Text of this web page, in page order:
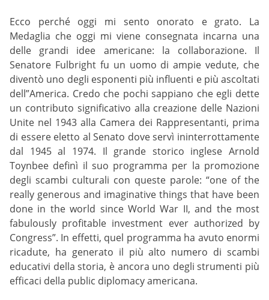
Ecco perché oggi mi sento onorato e grato. La
Medaglia che oggi mi viene consegnata incarna una
delle grandi idee americane: la collaborazione. Il
Senatore Fulbright fu un uomo di ampie vedute, che
diventò uno degli esponenti più influenti e più ascoltati
dell”America. Credo che pochi sappiano che egli dette
un contributo significativo alla creazione delle Nazioni
Unite nel 1943 alla Camera dei Rappresentanti, prima
di essere eletto al Senato dove servì ininterrottamente
dal 1945 al 1974. Il grande storico inglese Arnold
Toynbee definì il suo programma per la promozione
degli scambi culturali con queste parole: “one of the
really generous and imaginative things that have been
done in the world since World War II, and the most
fabulously profitable investment ever authorized by
Congress”. In effetti, quel programma ha avuto enormi
ricadute, ha generato il più alto numero di scambi
educativi della storia, è ancora uno degli strumenti più
efficaci della public diplomacy americana.